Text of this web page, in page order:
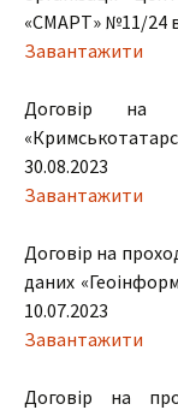
«СМАРТ» №11/24
Завантажити
Договір на
30.08.2023
Завантажити
Договір на
даних
10.07.2023
Завантажити
Договір на